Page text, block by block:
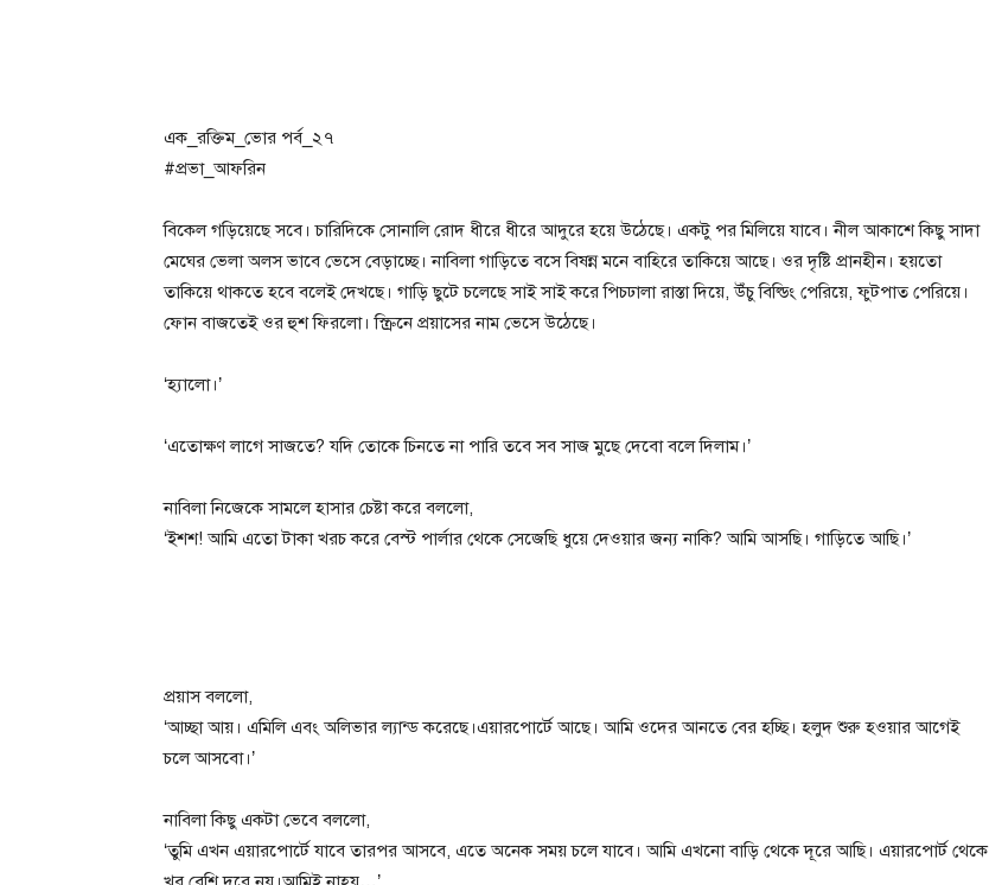
এক_রক্তিম_ভোর পর্ব_২৭
#প্রভা_আফরিন
বিকেল গড়িয়েছে সবে। চারিদিকে সোনালি রোদ ধীরে ধীরে আদুরে হয়ে উঠেছে। একটু পর মিলিয়ে যাবে। নীল আকাশে কিছু সাদা
মেঘের ভেলা অলস ভাবে ভেসে বেড়াচ্ছে। নাবিলা গাড়িতে বসে বিষন্ন মনে বাহিরে তাকিয়ে আছে। ওর দৃষ্টি প্রানহীন। হয়তো
তাকিয়ে থাকতে হবে বলেই দেখছে। গাড়ি ছুটে চলেছে সাই সাই করে পিচঢালা রাস্তা দিয়ে, উঁচু বিল্ডিং পেরিয়ে, ফুটপাত পেরিয়ে।
ফোন বাজতেই ওর হুশ ফিরলো। স্ক্রিনে প্রয়াসের নাম ভেসে উঠেছে।
‘হ্যালো।’
‘এতোক্ষণ লাগে সাজতে? যদি তোকে চিনতে না পারি তবে সব সাজ মুছে দেবো বলে দিলাম।’
নাবিলা নিজেকে সামলে হাসার চেষ্টা করে বললো,
‘ইশশ! আমি এতো টাকা খরচ করে বেস্ট পার্লার থেকে সেজেছি ধুয়ে দেওয়ার জন্য নাকি? আমি আসছি। গাড়িতে আছি।’
প্রয়াস বললো,
‘আচ্ছা আয়। এমিলি এবং অলিভার ল্যান্ড করেছে।এয়ারপোর্টে আছে। আমি ওদের আনতে বের হচ্ছি। হলুদ শুরু হওয়ার আগেই
চলে আসবো।’
নাবিলা কিছু একটা ভেবে বললো,
‘তুমি এখন এয়ারপোর্টে যাবে তারপর আসবে, এতে অনেক সময় চলে যাবে। আমি এখনো বাড়ি থেকে দূরে আছি। এয়ারপোর্ট থেকে